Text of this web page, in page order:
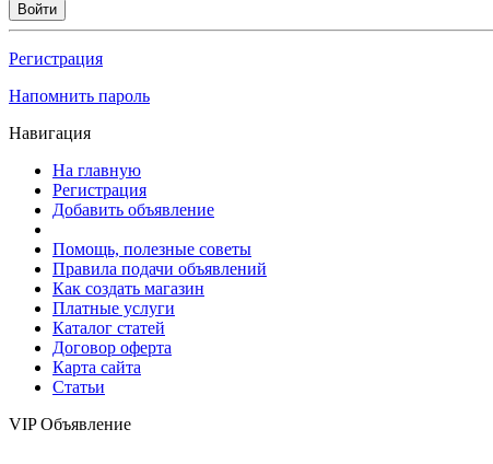
Войти
Регистрация
Напомнить пароль
Навигация
На главную
Регистрация
Добавить объявление
Помощь, полезные советы
Правила подачи объявлений
Как создать магазин
Платные услуги
Каталог статей
Договор оферта
Карта сайта
Статьи
VIP Объявление